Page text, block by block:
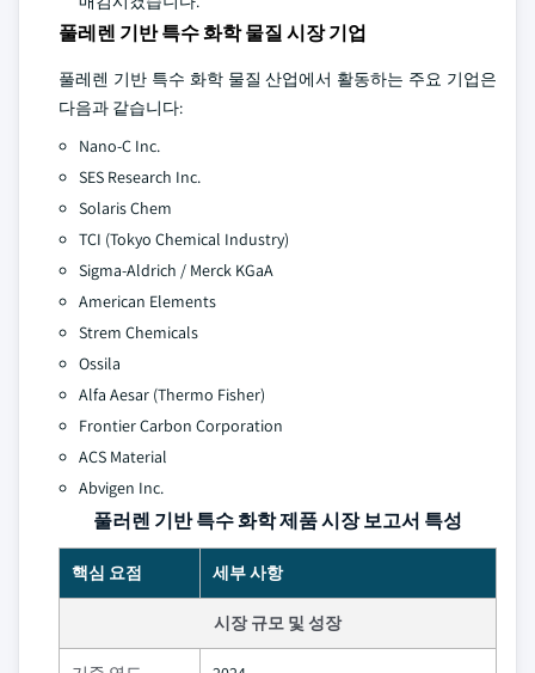
풀레렌 기반 특수 화학 물질 시장 기업
풀레렌 기반 특수 화학 물질 산업에서 활동하는 주요 기업은
다음과 같습니다:
Nano-C Inc.
SES Research Inc.
Solaris Chem
TCI (Tokyo Chemical Industry)
Sigma-Aldrich / Merck KGaA
American Elements
Strem Chemicals
Ossila
Alfa Aesar (Thermo Fisher)
Frontier Carbon Corporation
ACS Material
Abvigen Inc.
풀러렌 기반 특수 화학 제품 시장 보고서 특성
핵심 요점 세부 사항
시장 규모 및 성장